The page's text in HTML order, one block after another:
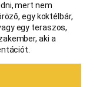
mert nem
egy koktélbár,
egy teraszos,
aki a